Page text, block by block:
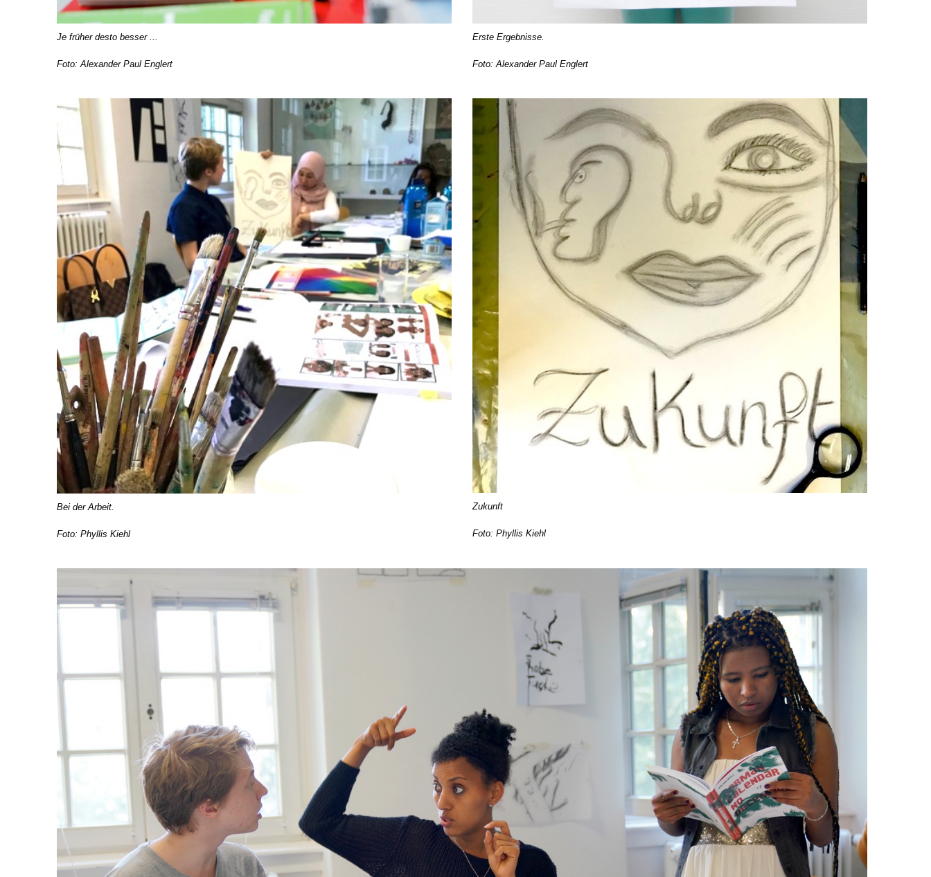
Je früher desto besser ...
Foto: Alexander Paul Englert
Erste Ergebnisse.
Foto: Alexander Paul Englert
Bei der Arbeit.
Foto: Phyllis Kiehl
Zukunft
Foto: Phyllis Kiehl